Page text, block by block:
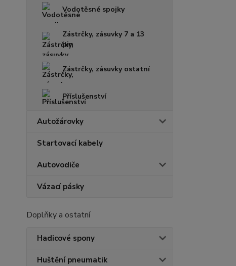
Vodotěsné spojky
Zástrčky, zásuvky 7 a 13
pin
Zástrčky, zásuvky ostatní
Příslušenství
Autožárovky
Startovací kabely
Autovodiče
Vázací pásky
Doplňky a ostatní
Hadicové spony
Huštění pneumatik